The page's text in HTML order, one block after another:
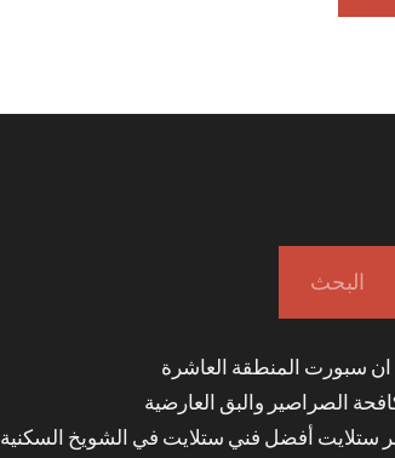
البحث
الصراصير والبق العارضية
ستلايت أفضل فني ستلايت في الشويخ السكنية